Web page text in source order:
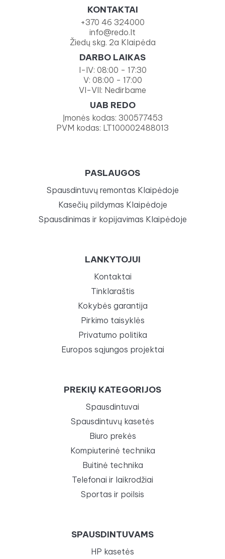
KONTAKTAI
+370 46 324000
info@redo.lt
Žiedų skg. 2a Klaipėda
DARBO LAIKAS
I-IV: 08:00 - 17:30
V: 08:00 - 17:00
VI-VII: Nedirbame
UAB REDO
Įmonės kodas: 300577453
PVM kodas: LT100002488013
PASLAUGOS
Spausdintuvų remontas Klaipėdoje
Kasečių pildymas Klaipėdoje
Spausdinimas ir kopijavimas Klaipėdoje
LANKYTOJUI
Kontaktai
Tinklaraštis
Kokybės garantija
Pirkimo taisyklės
Privatumo politika
Europos sąjungos projektai
PREKIŲ KATEGORIJOS
Spausdintuvai
Spausdintuvų kasetės
Biuro prekės
Kompiuterinė technika
Buitinė technika
Telefonai ir laikrodžiai
Sportas ir poilsis
SPAUSDINTUVAMS
HP kasetės